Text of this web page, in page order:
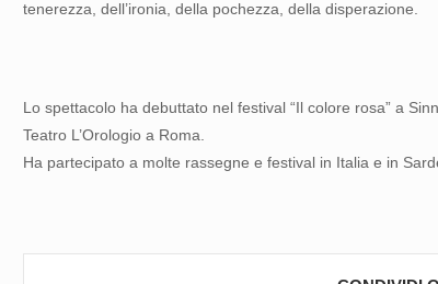
tenerezza, dell’ironia, della pochezza, della disperazione.
Lo spettacolo ha debuttato nel festival “Il colore rosa” a
Teatro L’Orologio a Roma.
Ha partecipato a molte rassegne e festival in Italia e in